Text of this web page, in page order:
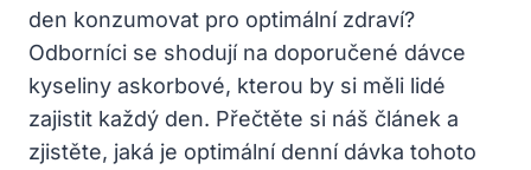
den konzumovat pro optimální zdraví?
Odborníci se shodují na doporučené dávce
kyseliny askorbové, kterou by si měli lidé
zajistit každý den. Přečtěte si náš článek a
zjistěte, jaká je optimální denní dávka tohoto